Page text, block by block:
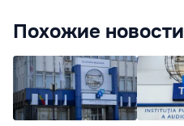
Похожие новости